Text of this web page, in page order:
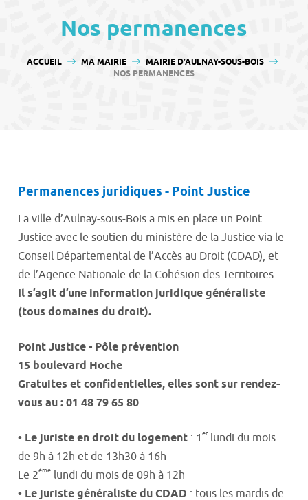
Nos permanences
VOUS ÊTES ICI :
ACCUEIL MA MAIRIE
MAIRIE D’AULNAY-SOUS-BOIS
NOS PERMANENCES
Permanences juridiques - Point Justice
La ville d’Aulnay-sous-Bois a mis en place un Point
Justice avec le soutien du ministère de la Justice via le
Conseil Départemental de l’Accès au Droit (CDAD), et
de l’Agence Nationale de la Cohésion des Territoires.
Il s’agit d’une information juridique généraliste
(tous domaines du droit).
Point Justice - Pôle prévention
15 boulevard Hoche
Gratuites et confidentielles, elles sont sur rendez-
vous au : 01 48 79 65 80
• Le juriste en droit du logement : 1 er lundi du mois
de 9h à 12h et de 13h30 à 16h
Le 2ème lundi du mois de 09h à 12h
• Le juriste généraliste du CDAD : tous les mardis de